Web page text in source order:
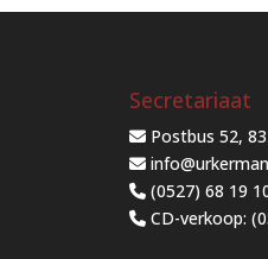
Secretariaat
Postbus 52,
(0527) 68 19
CD-verkoop: